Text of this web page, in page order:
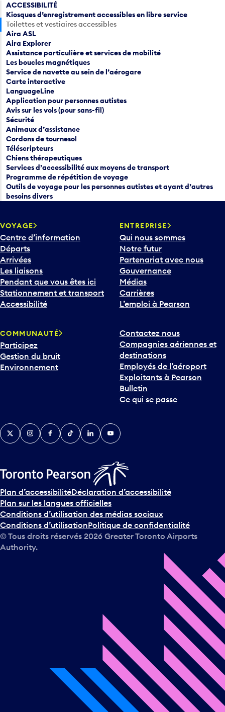
ACCESSIBILITÉ
Kiosques d’enregistrement accessibles en libre service
Toilettes et vestiaires accessibles
Aira ASL
Aira Explorer
Assistance particulière et services de mobilité
Les boucles magnétiques
Service de navette au sein de l’aérogare
Carte interactive
LanguageLine
Application pour personnes autistes
Avis sur les vols (pour sans-fil)
Sécurité
Animaux d’assistance
Cordons de tournesol
Téléscripteurs
Chiens thérapeutiques
Services d’accessibilité aux moyens de transport
Programme de répétition de voyage
Outils de voyage pour les personnes autistes et ayant d’autres
besoins divers
VOYAGE
Centre d’information
Départs
Arrivées
Les liaisons
Pendant que vous êtes ici
Stationnement et transport
Accessibilité
ENTREPRISE
Qui nous sommes
Notre futur
Partenariat avec nous
Gouvernance
Médias
Carrières
L’emploi à Pearson
COMMUNAUTÉ
Participez
Gestion du bruit
Environnement
Contactez nous
Compagnies aériennes et
destinations
Employés de l’aéroport
Exploitants à Pearson
Bulletin
Ce qui se passe
TwitterInstagramFacebook
TikTokLinkedInYouTube
Plan d’accessibilitéDéclaration d’accessibilité
Plan sur les langues officielles
Conditions d’utilisation des médias sociaux
Conditions d’utilisationPolitique de confidentialité
© Tous droits réservés 2026 Greater Toronto Airports
Authority.